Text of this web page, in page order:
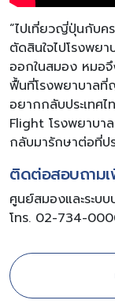
“ไปเที่ยวญี่ปุ่นกับค
ตัดสินใจไปโรงพย
ออกในสมอง หมอจึ
ฟื้นที่โรงพยาบาลที่
อยากกลับประเทศ
Flight โรงพยาบา
กลับมารักษาต่อที่ปร
ติดต่อสอบถาม
ศูนย์สมองและระบบ
โทร. 02-734-